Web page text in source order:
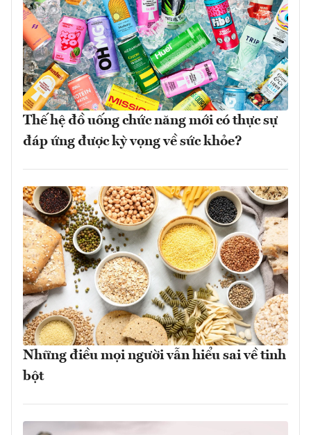
Thế hệ đồ uống chức năng mới có thực sự
đáp ứng được kỳ vọng về sức khỏe?
Những điều mọi người vẫn hiểu sai về tinh
bột